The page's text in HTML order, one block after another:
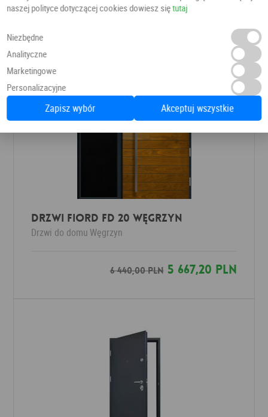
5 180,00 PLN4 610,20 PLN
DRZWI FIORD FD 20 WĘGRZYN
Drzwi do domu Węgrzyn
6 440,00 PLN5 667,20 PLN
naszej polityce dotyczącej cookies dowiesz siętutaj
Niezbędne
Analityczne
Marketingowe
Personalizacyjne
Zapisz wybór Akceptuj wszystkie